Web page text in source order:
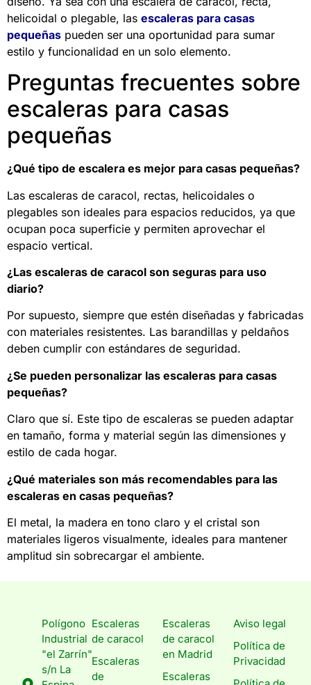
helicoidal o plegable, las escaleras para casas
pequeñas pueden ser una oportunidad para sumar
estilo y funcionalidad en un solo elemento.
Preguntas frecuentes sobre
escaleras para casas
pequeñas
¿Qué tipo de escalera es mejor para casas pequeñas?
Las escaleras de caracol, rectas, helicoidales o
plegables son ideales para espacios reducidos, ya que
ocupan poca superficie y permiten aprovechar el
espacio vertical.
¿Las escaleras de caracol son seguras para uso
diario?
Por supuesto, siempre que estén diseñadas y fabricadas
con materiales resistentes. Las barandillas y peldaños
deben cumplir con estándares de seguridad.
¿Se pueden personalizar las escaleras para casas
pequeñas?
Claro que sí. Este tipo de escaleras se pueden adaptar
en tamaño, forma y material según las dimensiones y
estilo de cada hogar.
¿Qué materiales son más recomendables para las
escaleras en casas pequeñas?
El metal, la madera en tono claro y el cristal son
materiales ligeros visualmente, ideales para mantener
amplitud sin sobrecargar el ambiente.
Polígono
Industrial
"el Zarrín"
s/n La
Escaleras
de caracol
Escaleras
de
Escaleras
de caracol
en Madrid
Escaleras
Aviso legal
Política de
Privacidad